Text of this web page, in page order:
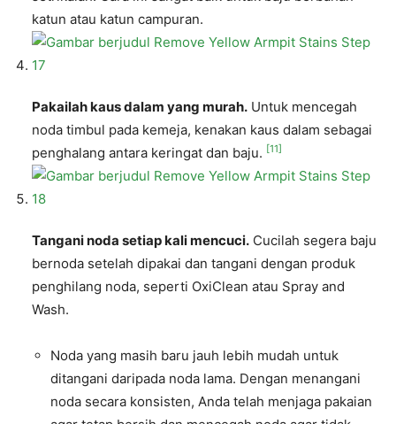
katun atau katun campuran.
Pakailah kaus dalam yang murah. Untuk mencegah
noda timbul pada kemeja, kenakan kaus dalam sebagai
penghalang antara keringat dan baju. [11]
Tangani noda setiap kali mencuci. Cucilah segera baju
bernoda setelah dipakai dan tangani dengan produk
penghilang noda, seperti OxiClean atau Spray and
Wash.
Noda yang masih baru jauh lebih mudah untuk
ditangani daripada noda lama. Dengan menangani
noda secara konsisten, Anda telah menjaga pakaian